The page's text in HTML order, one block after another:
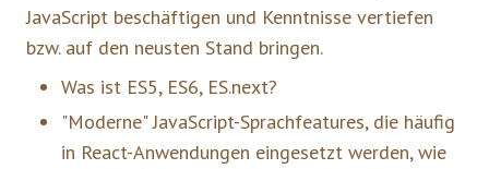
JavaScript beschäftigen und Kenntnisse vertiefen
bzw. auf den neusten Stand bringen.
Was ist ES5, ES6, ES.next?
"Moderne" JavaScript-Sprachfeatures, die häufig
in React-Anwendungen eingesetzt werden, wie